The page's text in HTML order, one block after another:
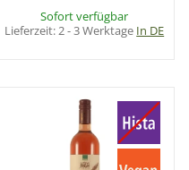
Sofort verfügbar
Lieferzeit:2 - 3 Werktage In DE